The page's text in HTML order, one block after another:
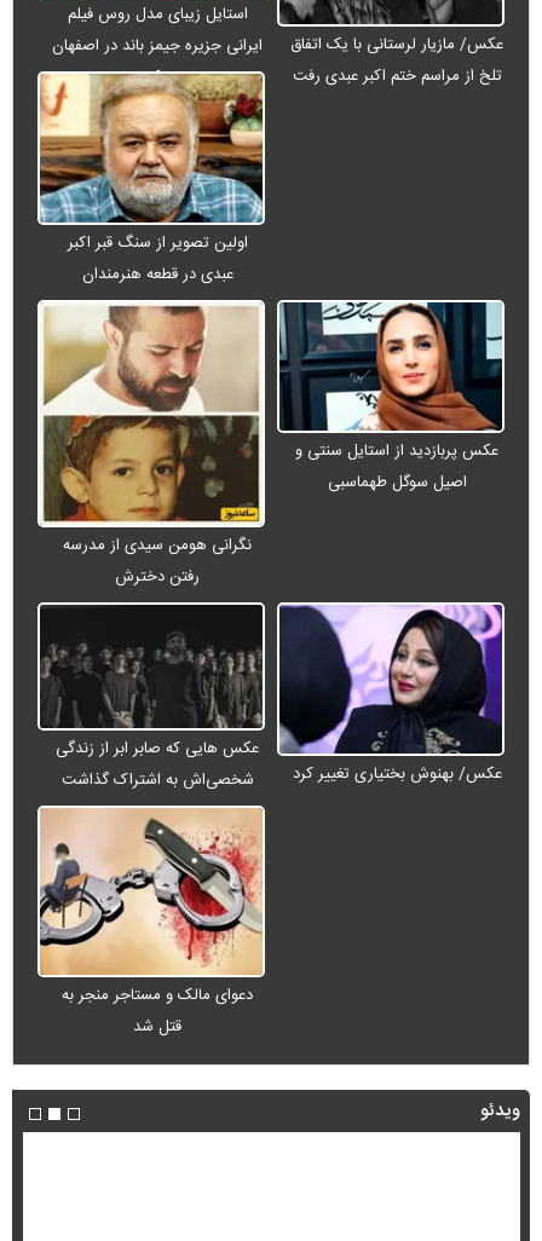
عکس/ مازیار لرستانی با یک اتفاق
تلخ از مراسم ختم اکبر عبدی رفت
استایل زیبای مدل روس فیلم
ایرانی جزیره جیمز باند در اصفهان
+ عکس
اولین تصویر از سنگ قبر اکبر
عبدی در قطعه هنرمندان
عکس پربازدید از استایل سنتی و
اصیل سوگل طهماسبی
نگرانی هومن سیدی از مدرسه
رفتن دخترش
عکس/ بهنوش بختیاری تغییر کرد
عکس هایی که صابر ابر از زندگی
شخصی‌اش به اشتراک گذاشت
دعوای مالک و مستاجر منجر به
قتل شد
ویدئو